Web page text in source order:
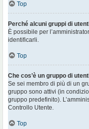
Top
Perché alcuni gruppi di
È possibile per
identificarli.
Top
Che cos’è un gruppo di
Se sei membro di più di un
gruppo sono attivi (in
gruppo predefinito).
Controllo Utente.
Top